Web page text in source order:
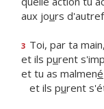
aux jours
3 Toi, par ta
et ils purent
et tu as malmené
et ils purent